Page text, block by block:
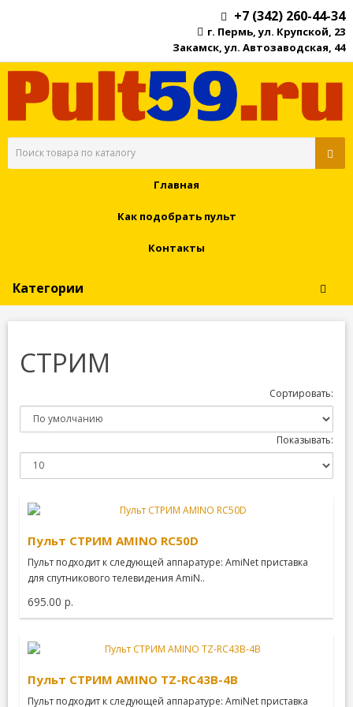
+7 (342) 260-44-34
г. Пермь, ул. Крупской, 23
Закамск, ул. Автозаводская, 44
Главная
Как подобрать пульт
Контакты
Категории
СТРИМ
Сортировать:
Показывать:
Пульт СТРИМ AMINO RC50D
Пульт подходит к следующей аппаратуре: AmiNet приставка
для спутникового телевидения AmiN..
695.00 р.
Пульт СТРИМ AMINO TZ-RC43B-4B
Пульт подходит к следующей аппаратуре: AmiNet приставка